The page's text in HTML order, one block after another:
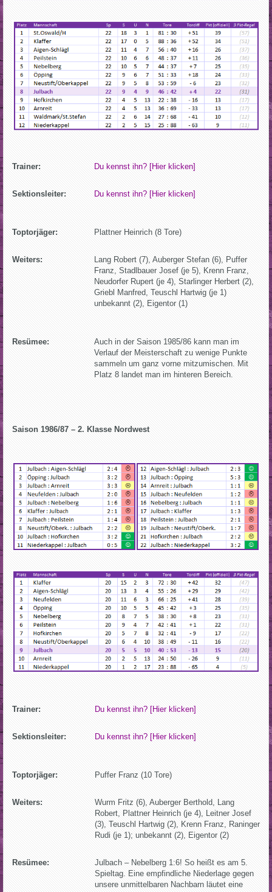
Trainer: Du kennst ihn? [Hier klicken]
Sektionsleiter: Du kennst ihn? [Hier klicken]
Toptorjäger: Plattner Heinrich (8 Tore)
Weiters:
Lang Robert (7), Auberger Stefan (6), Puffer
Franz, Stadlbauer Josef (je 5), Krenn Franz,
Neudorfer Rupert (je 4), Starlinger Herbert (2),
Griebl Manfred, Teuschl Hartwig (je 1)
unbekannt (2), Eigentor (1)
Resümee:
Auch in der Saison 1985/86 kann man im
Verlauf der Meisterschaft zu wenige Punkte
sammeln um ganz vorne mitzumischen. Mit
Platz 8 landet man im hinteren Bereich.
Saison 1986/87 – 2. Klasse Nordwest
Trainer: Du kennst ihn? [Hier klicken]
Sektionsleiter: Du kennst ihn? [Hier klicken]
Toptorjäger: Puffer Franz (10 Tore)
Weiters:
Wurm Fritz (6), Auberger Berthold, Lang
Robert, Plattner Heinrich (je 4), Leitner Josef
(3), Teuschl Hartwig (2), Krenn Franz, Raninger
Rudi (je 1); unbekannt (2), Eigentor (2)
Resümee:
Julbach – Nebelberg 1:6! So heißt es am 5.
Spieltag. Eine empfindliche Niederlage gegen
unsere unmittelbaren Nachbarn läutet eine